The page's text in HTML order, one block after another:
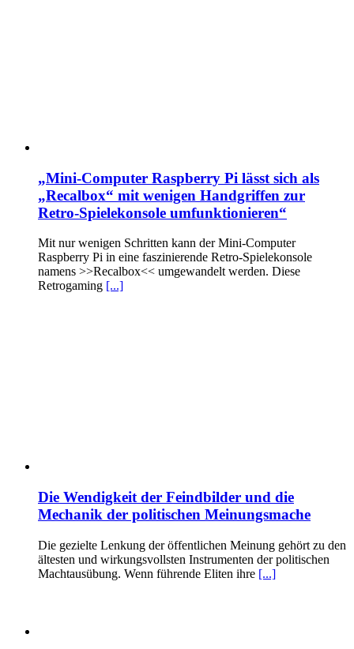
„Mini-Computer Raspberry Pi lässt sich als
„Recalbox“ mit wenigen Handgriffen zur
Retro-Spielekonsole umfunktionieren“
Mit nur wenigen Schritten kann der Mini-Computer
Raspberry Pi in eine faszinierende Retro-Spielekonsole
namens >>Recalbox<< umgewandelt werden. Diese
Retrogaming [...]
Die Wendigkeit der Feindbilder und die
Mechanik der politischen Meinungsmache
Die gezielte Lenkung der öffentlichen Meinung gehört zu den
ältesten und wirkungsvollsten Instrumenten der politischen
Machtausübung. Wenn führende Eliten ihre [...]